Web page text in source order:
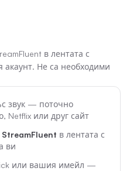
в лентата с
акаунт. Не са необходими
звук — поточно
Netflix или друг сайт
в лентата с
ви
или вашия имейл —